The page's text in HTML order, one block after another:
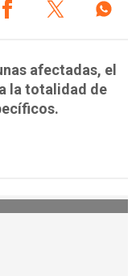
afectadas, el
la totalidad de